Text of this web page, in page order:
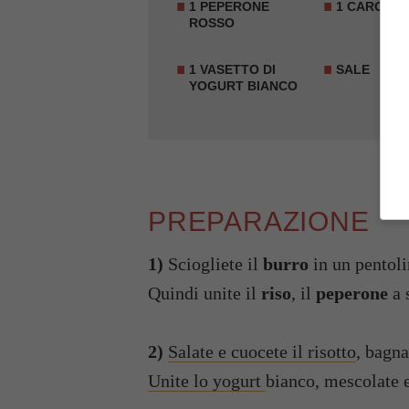
1 PEPERONE
ROSSO
1 CAROTA
1 VASETTO DI
YOGURT BIANCO
SALE
PREPARAZIONE
1) Sciogliete il burro in un
Quindi unite il riso, il peperone a
2) Salate e cuocete il risotto,
Unite lo yogurt bianco, mescolate